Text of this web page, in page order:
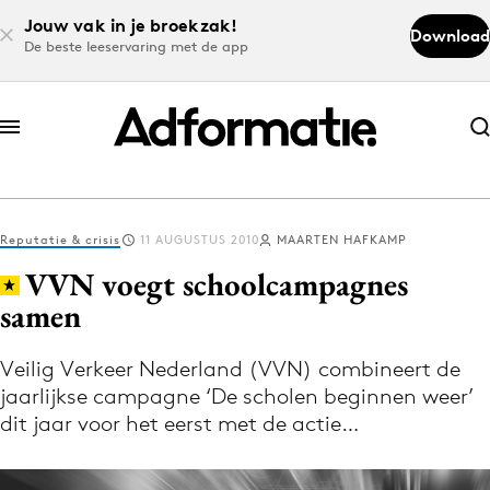
Jouw vak in je broekzak!
De beste leeservaring met de app
Download
Abonneer nu
Abonneer nu
Log in
Volg het laatste nieuws via de Adformatie
Nieuws app
Reputatie & crisis 11 AUGUSTUS 2010 MAARTEN HAFKAMP
VVN voegt schoolcampagnes
samen
Veilig Verkeer Nederland (VVN) combineert de
jaarlijkse campagne ‘De scholen beginnen weer’
dit jaar voor het eerst met de actie…